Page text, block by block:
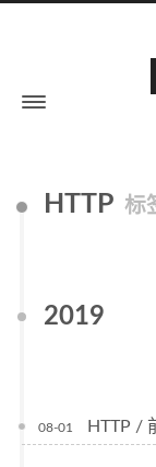
HTTP 标
2019
08-01 HTTP /